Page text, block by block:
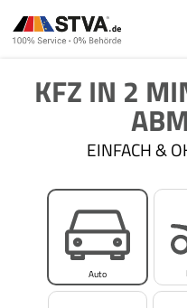
KFZ IN 2
EINFACH &
Auto